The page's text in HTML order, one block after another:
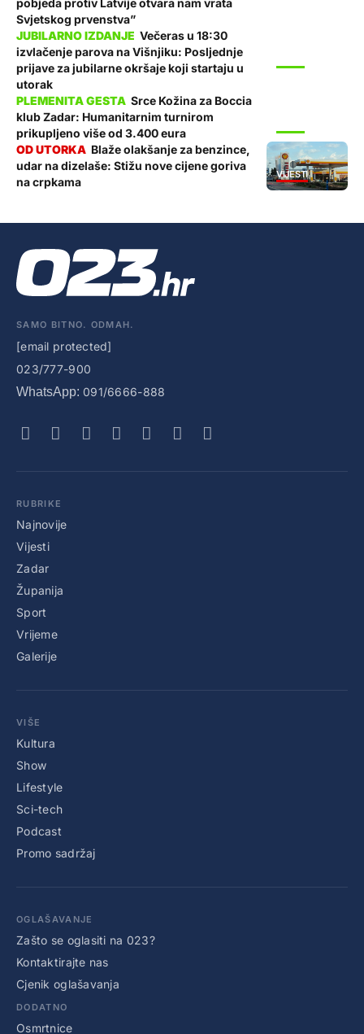
pobjeda protiv Latvije otvara nam vrata
Svjetskog prvenstva”
Večeras u 18:30
izvlačenje parova na Višnjiku: Posljednje
prijave za jubilarne okršaje koji startaju u
utorak
Srce Kožina za Boccia
klub Zadar: Humanitarnim turnirom
prikupljeno više od 3.400 eura
VIJESTI
Blaže olakšanje za benzince,
udar na dizelaše: Stižu nove cijene goriva
na crpkama
SAMO BITNO. ODMAH.
[email protected]
023/777-900
WhatsApp: 091/6666-888
RUBRIKE
Najnovije
Vijesti
Zadar
Županija
Sport
Vrijeme
Galerije
VIŠE
Kultura
Show
Lifestyle
Sci-tech
Podcast
Promo sadržaj
OGLAŠAVANJE
Zašto se oglasiti na 023?
Kontaktirajte nas
Cjenik oglašavanja
DODATNO
Osmrtnice